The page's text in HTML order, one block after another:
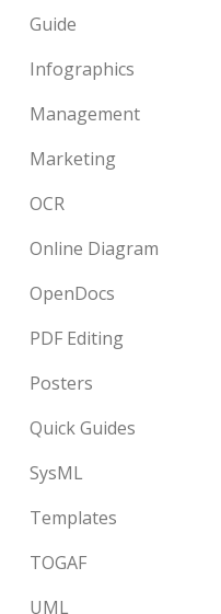
Guide
Infographics
Management
Marketing
OCR
Online Diagram
OpenDocs
PDF Editing
Posters
Quick Guides
SysML
Templates
TOGAF
UML